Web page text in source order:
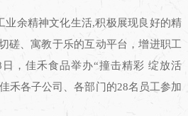
业余精神文化生活,积极展现良好的精
磋、寓教于乐的互动平台，增进职工
，佳禾食品举办“撞击精彩 绽放活
禾各子公司、各部门的28名员工参加